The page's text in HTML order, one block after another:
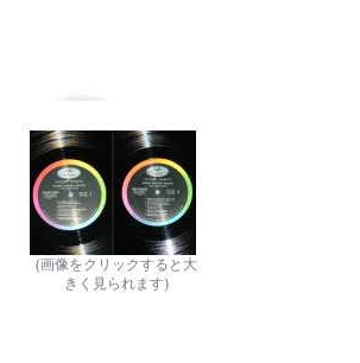
(画像をクリックすると大
きく見られます)